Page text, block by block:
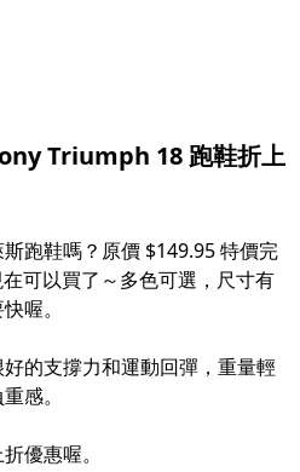
Triumph 18 跑鞋折上
跑鞋嗎？原價 $149.95 特價完
可以買了～多色可選，尺寸有
喔。
的支撐力和運動回彈，重量輕
感。
優惠喔。